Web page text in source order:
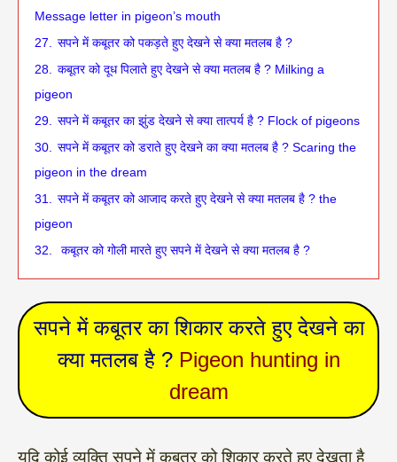
Message letter in pigeon’s mouth
27. सपने में कबूतर को पकड़ते हुए देखने से क्या मतलब है ?
28. कबूतर को दूध पिलाते हुए देखने से क्या मतलब है ? Milking a
pigeon
29. सपने में कबूतर का झुंड देखने से क्या तात्पर्य है ? Flock of pigeons
30. सपने में कबूतर को डराते हुए देखने का क्या मतलब है ? Scaring the
pigeon in the dream
31. सपने में कबूतर को आजाद करते हुए देखने से क्या मतलब है ? the
pigeon
32.
‌‌‌ कबूतर को गोली मारते हुए सपने में देखने से क्या मतलब है ?
सपने में कबूतर का शिकार करते हुए देखने का
क्या मतलब है ? Pigeon hunting in
dream
‌‌‌यदि कोई व्यक्ति सपने में कबूतर को शिकार करते हुए देखता है